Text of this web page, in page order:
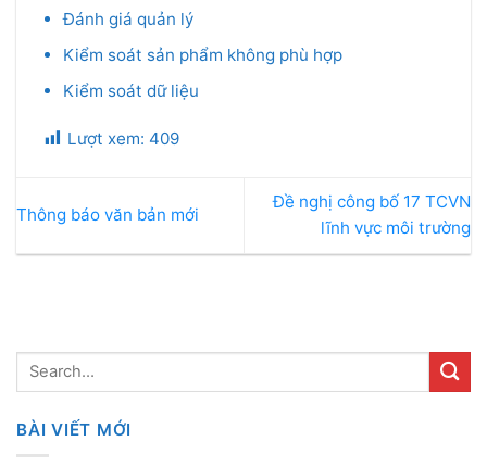
Đánh giá quản lý
Kiểm soát sản phẩm không phù hợp
Kiểm soát dữ liệu
Lượt xem: 409
Thông báo văn bản mới
Đề nghị công bố 17 TCVN
lĩnh vực môi trường
BÀI VIẾT MỚI